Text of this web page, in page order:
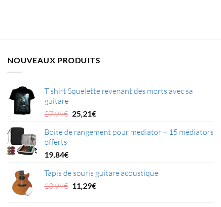
NOUVEAUX PRODUITS
T shirt Squelette revenant des morts avec sa
guitare
27,99€ Le
initial
25,21€Le
actuel
Boite de rangement pour mediator + 15 médiators
offerts
19,84€
Tapis de souris guitare acoustique
13,99€ Le
11,29€Le